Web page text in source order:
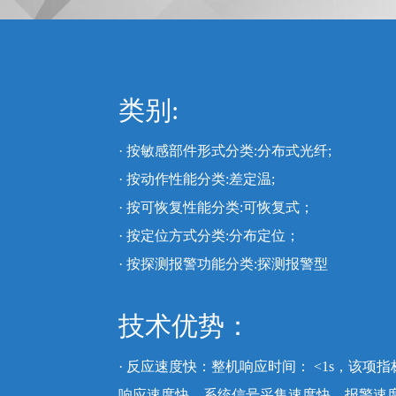
类别:
· 按敏感部件形式分类:分布式光纤;
· 按动作性能分类:差定温;
· 按可恢复性能分类:可恢复式；
· 按定位方式分类:分布定位；
· 按探测报警功能分类:探测报警型
技术优势：
· 反应速度快：整机响应时间： <1s，该项